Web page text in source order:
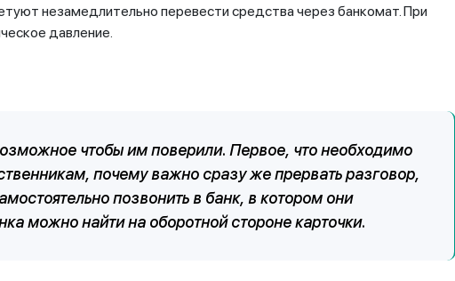
незамедлительно перевести средства через банкомат. При
давление.
чтобы им поверили. Первое, что необходимо
почему важно сразу же прервать разговор,
позвонить в банк, в котором они
можно найти на оборотной стороне карточки.